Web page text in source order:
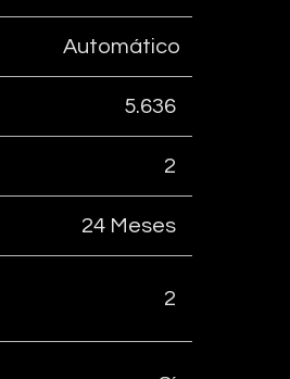
Automático
5.636
2
24 Meses
2